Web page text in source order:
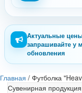
Актуальные
запрашивайте у
обновления
Главная / Футболка
Сувенирная продукция